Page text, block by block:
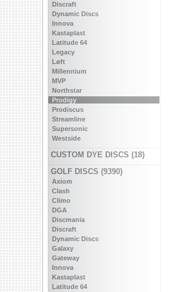
Discraft
Dynamic Discs
Innova
Kastaplast
Latitude 64
Legacy
Løft
Millennium
MVP
Northstar
Prodigy
Prodiscus
Streamline
Supersonic
Westside
CUSTOM DYE DISCS (18)
GOLF DISCS (9390)
Axiom
Clash
Climo
DGA
Discmania
Discraft
Dynamic Discs
Galaxy
Gateway
Innova
Kastaplast
Latitude 64